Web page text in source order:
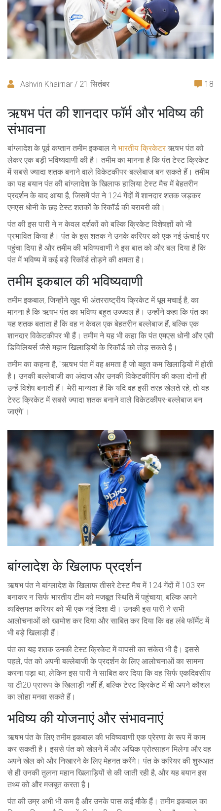
Ashvin Khairnar / 21 सितंबर 18
ऋषभ पंत की शानदार फॉर्म और भविष्य की
संभावना
बांग्लादेश के पूर्व कप्तान तमीम इकबाल नेभारतीय क्रिकेटर ऋषभ पंत को
लेकर एक बड़ी भविष्यवाणी की है। तमीम का मानना है कि पंत टेस्ट क्रिकेट
में सबसे ज्यादा शतक बनाने वाले विकेटकीपर-बल्लेबाज बन सकते हैं। तमीम
का यह बयान पंत की बांग्लादेश के खिलाफ हालिया टेस्ट मैच में बेहतरीन
प्रदर्शन के बाद आया है, जिसमें पंत ने 124 गेंदों में शानदार शतक जड़कर
एमएस धोनी के छह टेस्ट शतकों के रिकॉर्ड की बराबरी की।
पंत की इस पारी ने न केवल दर्शकों को बल्कि क्रिकेट विशेषज्ञों को भी
प्रभावित किया है। पंत के इस शतक ने उनके करियर को एक नई ऊंचाई पर
पहुंचा दिया है और तमीम की भविष्यवाणी ने इस बात को और बल दिया है कि
पंत में भविष्य में कई बड़े रिकॉर्ड तोड़ने की क्षमता है।
तमीम इकबाल की भविष्यवाणी
तमीम इकबाल, जिन्होंने खुद भी अंतरराष्ट्रीय क्रिकेट में धूम मचाई है, का
मानना है कि ऋषभ पंत का भविष्य बहुत उज्ज्वल है। उन्होंने कहा कि पंत का
यह शतक बताता है कि वह न केवल एक बेहतरीन बल्लेबाज हैं, बल्कि एक
शानदार विकेटकीपर भी हैं। तमीम ने यह भी कहा कि पंत एमएस धोनी और एबी
डिविलियर्स जैसे महान खिलाड़ियों के रिकॉर्ड को तोड़ सकते हैं।
तमीम का कहना है, "ऋषभ पंत में वह क्षमता है जो बहुत कम खिलाड़ियों में होती
है। उनकी बल्लेबाजी का अंदाज और उनकी विकेटकीपिंग की कला दोनों ही
उन्हें विशेष बनाती हैं। मेरी मान्यता है कि यदि वह इसी तरह खेलते रहे, तो वह
टेस्ट क्रिकेट में सबसे ज्यादा शतक बनाने वाले विकेटकीपर-बल्लेबाज बन
जाएंगे"।
बांग्लादेश के खिलाफ प्रदर्शन
ऋषभ पंत ने बांग्लादेश के खिलाफ तीसरे टेस्ट मैच में 124 गेंदों में 103 रन
बनाकर न सिर्फ भारतीय टीम को मजबूत स्थिति में पहुंचाया, बल्कि अपने
व्यक्तिगत करियर को भी एक नई दिशा दी। उनकी इस पारी ने सभी
आलोचनाओं को खामोश कर दिया और साबित कर दिया कि वह लंबे फॉर्मेट में
भी बड़े खिलाड़ी हैं।
पंत का यह शतक उनकी टेस्ट क्रिकेट में वापसी का संकेत भी है। इससे
पहले, पंत को अपनी बल्लेबाजी के प्रदर्शन के लिए आलोचनाओं का सामना
करना पड़ा था, लेकिन इस पारी ने साबित कर दिया कि वह सिर्फ एकदिवसीय
या टी20 प्रारूप के खिलाड़ी नहीं हैं, बल्कि टेस्ट क्रिकेट में भी अपने कौशल
का लोहा मनवा सकते हैं।
भविष्य की योजनाएं और संभावनाएं
ऋषभ पंत के लिए तमीम इकबाल की भविष्यवाणी एक प्रेरणा के रूप में काम
कर सकती है। इससे पंत को खेलने में और अधिक प्रोत्साहन मिलेगा और वह
अपने खेल को और निखारने के लिए मेहनत करेंगे। पंत के करियर की शुरुआत
से ही उनकी तुलना महान खिलाड़ियों से की जाती रही है, और यह बयान इस
तथ्य को और मजबूत करता है।
पंत की उम्र अभी भी कम है और उनके पास कई मौके हैं। तमीम इकबाल का